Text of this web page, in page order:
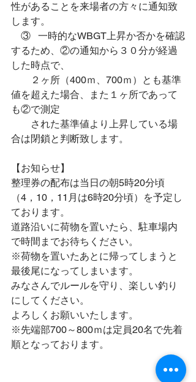
性があることを来場者の方々に通知致
します。
③   一時的なWBGT上昇か否かを確認
するため、②の通知から３０分が経過
した時点で、
２ヶ所（400ｍ、700ｍ）とも基準
値を超えた場合、また１ヶ所であって
も②で測定
された基準値より上昇している場
合は閉鎖と判断致します。
【お知らせ】
整理券の配布は当日の朝5時20分頃
（4，10，11月は6時20分頃）を予定し
ております。
道路沿いに荷物を置いたら、駐車場内
で時間までお待ちください。
※荷物を置いたあとに帰ってしまうと
最後尾になってしまいます。
みなさんでルールを守り、楽しい釣り
にしてください。
よろしくお願いいたします。
※先端部700～800ｍは定員20名で先着
順となっております。